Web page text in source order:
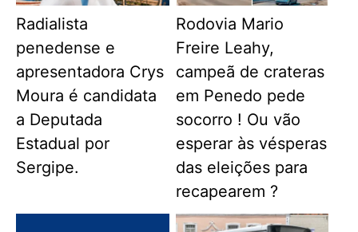
Radialista
penedense e
apresentadora Crys
Moura é candidata
a Deputada
Estadual por
Sergipe.
Rodovia Mario
Freire Leahy,
campeã de crateras
em Penedo pede
socorro ! Ou vão
esperar às vésperas
das eleições para
recapearem ?